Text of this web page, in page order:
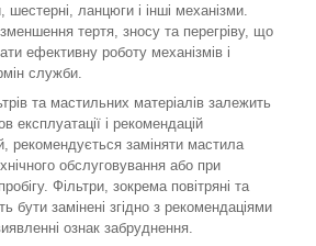
шестерні, ланцюги і інші механізми.
тертя, зносу та перегріву, що
ефективну роботу механізмів і
служби.
та мастильних матеріалів залежить
експлуатації і рекомендацій
рекомендується заміняти мастила
обслуговування або при
Фільтри, зокрема повітряні та
бути замінені згідно з рекомендаціями
ознак забруднення.